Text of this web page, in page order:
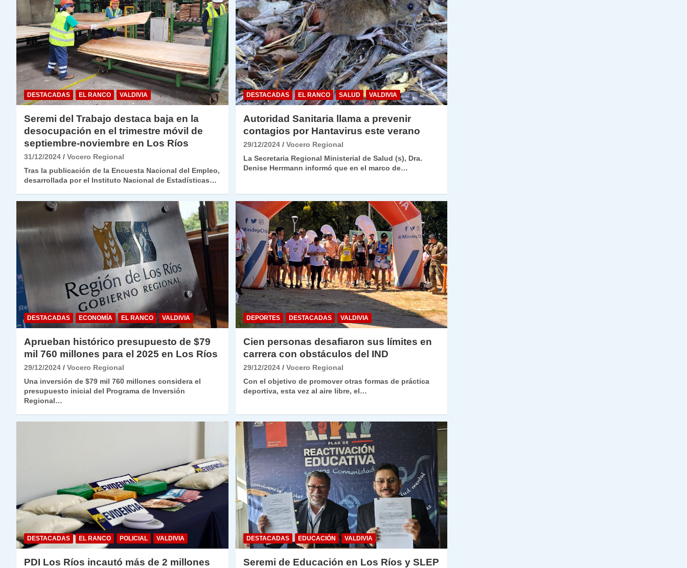
DESTACADAS EL RANCO VALDIVIA
Seremi del Trabajo destaca baja en la
desocupación en el trimestre móvil de
septiembre-noviembre en Los Ríos
31/12/2024
Vocero Regional
Tras la publicación de la Encuesta Nacional del Empleo,
desarrollada por el Instituto Nacional de Estadísticas…
DESTACADAS EL RANCO SALUD VALDIVIA
Autoridad Sanitaria llama a prevenir
contagios por Hantavirus este verano
29/12/2024
Vocero Regional
La Secretaria Regional Ministerial de Salud (s), Dra.
Denise Herrmann informó que en el marco de…
DESTACADAS ECONOMÍA EL RANCO VALDIVIA
Aprueban histórico presupuesto de $79
mil 760 millones para el 2025 en Los Ríos
29/12/2024
Vocero Regional
Una inversión de $79 mil 760 millones considera el
presupuesto inicial del Programa de Inversión
Regional…
DEPORTES DESTACADAS VALDIVIA
Cien personas desafiaron sus límites en
carrera con obstáculos del IND
29/12/2024
Vocero Regional
Con el objetivo de promover otras formas de práctica
deportiva, esta vez al aire libre, el…
DESTACADAS EL RANCO POLICIAL VALDIVIA
PDI Los Ríos incautó más de 2 millones
DESTACADAS EDUCACIÓN VALDIVIA
Seremi de Educación en Los Ríos y SLEP